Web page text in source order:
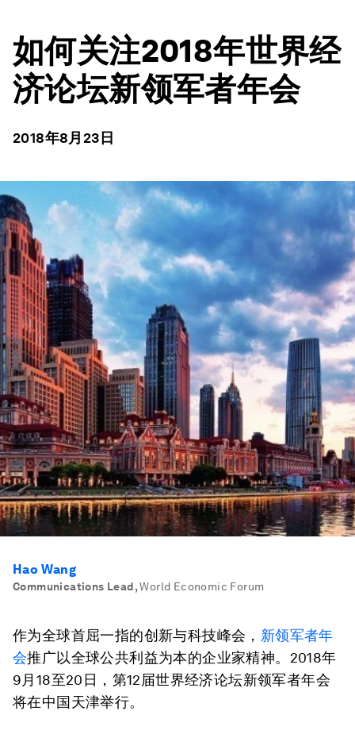
如何关注2018年世界经
济论坛新领军者年会
2018年8月23日
Hao Wang
Communications Lead, World Economic Forum
作为全球首屈一指的创新与科技峰会， 新领军者年
会推广以全球公共利益为本的企业家精神。2018年
9月18至20日，第12届世界经济论坛新领军者年会
将在中国天津举行。